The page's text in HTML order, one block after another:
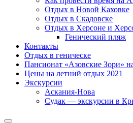
Отдых в Новой Каховке
Отдых в Скадовске
Отдых в Херсоне и
Генический пляж
Контакты
Отдых в геническе
Пансионат «Азовские Зори»
Цены на летний отдых 2021
Экскурсии
Аскания-Нова
Судак — экскурсии в